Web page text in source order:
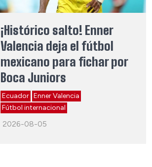
¡Histórico salto! Enner
Valencia deja el fútbol
mexicano para fichar por
Boca Juniors
Ecuador Enner Valencia
Fútbol internacional
2026-08-05